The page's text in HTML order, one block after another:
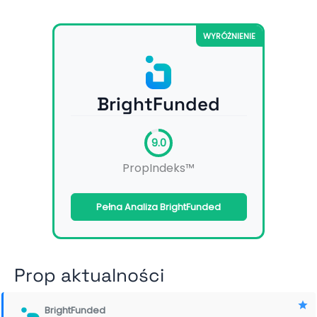
WYRÓŻNIENIE
BrightFunded
9.0
PropIndeks™
Pełna Analiza BrightFunded
Prop aktualności
BrightFunded